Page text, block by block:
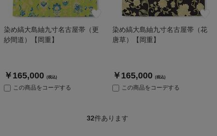
染め縞大島紬九寸名古屋帯（更
紗間道）【岡重】
￥165,000 (税込)
この商品をコーデする
染め縞大島紬九寸名古屋帯（花
唐草）【岡重】
￥165,000 (税込)
この商品をコーデする
32件あります